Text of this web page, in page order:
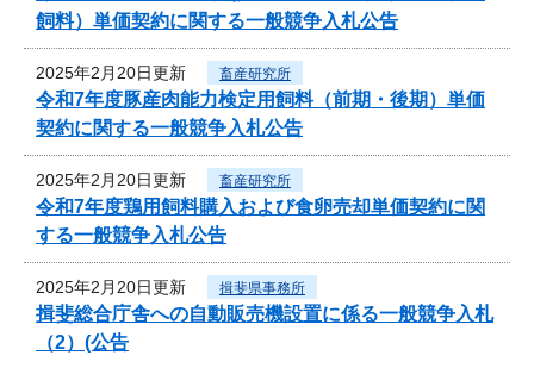
飼料）単価契約に関する一般競争入札公告
2025年2月20日更新 畜産研究所
令和7年度豚産肉能力検定用飼料（前期・後期）単価
契約に関する一般競争入札公告
2025年2月20日更新 畜産研究所
令和7年度鶏用飼料購入および食卵売却単価契約に関
する一般競争入札公告
2025年2月20日更新 揖斐県事務所
揖斐総合庁舎への自動販売機設置に係る一般競争入札
（2）(公告